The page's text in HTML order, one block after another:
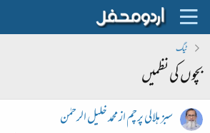
ٹیگ
بچوں کی نظمیں
سبز ہلالی پرچم از محمد خلیل الرحمٰن